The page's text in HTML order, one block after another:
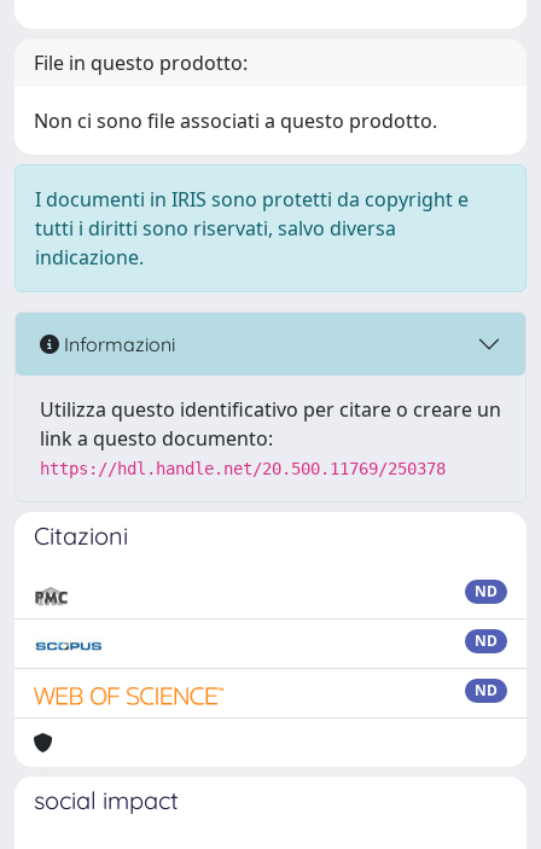
File in questo prodotto:
Non ci sono file associati a questo prodotto.
I documenti in IRIS sono protetti da copyright e
tutti i diritti sono riservati, salvo diversa
indicazione.
Informazioni
Utilizza questo identificativo per citare o creare un
link a questo documento:
https://hdl.handle.net/20.500.11769/250378
Citazioni
ND
ND
ND
social impact